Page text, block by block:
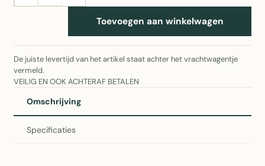
Toevoegen aan winkelwagen
De juiste levertijd van het artikel staat achter het vrachtwagentje
vermeld.
VEILIG EN OOK ACHTERAF BETALEN
Omschrijving
Specificaties